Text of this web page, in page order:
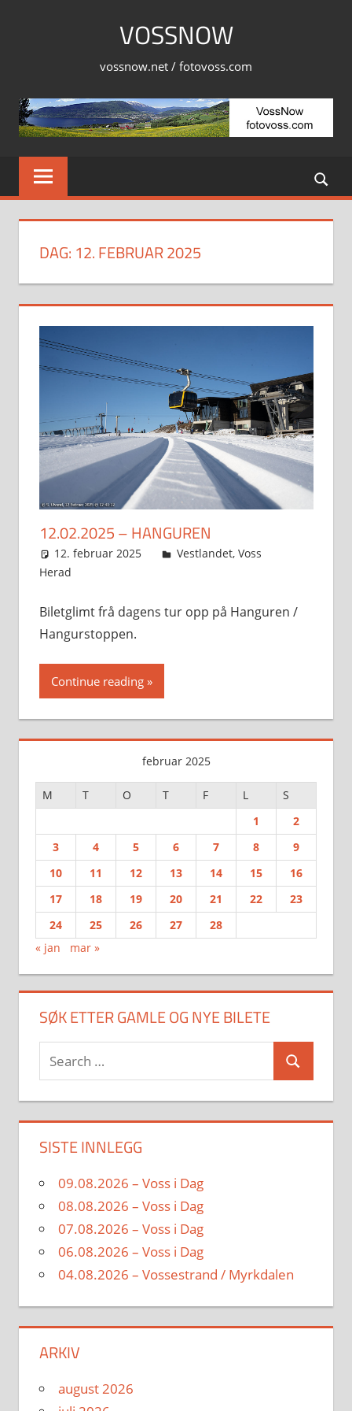
VOSSNOW
vossnow.net / fotovoss.com
DAG: 12. FEBRUAR 2025
12.02.2025 – HANGUREN
12. februar 2025 Svein
Vestlandet, Voss
Herad
Biletglimt frå dagens tur opp på Hanguren /
Hangurstoppen.
Continue reading
februar 2025
M T O T F L
S
1
2
3
4 5 6 7 8
9
10
11 12 13 14 15
16
17
18 19 20 21 22
23
24
25 26 27
28
« jan
mar »
SØK ETTER GAMLE OG NYE BILETE
Search
for:
Search
SISTE INNLEGG
09.08.2026 – Voss i Dag
08.08.2026 – Voss i Dag
07.08.2026 – Voss i Dag
06.08.2026 – Voss i Dag
04.08.2026 – Vossestrand / Myrkdalen
ARKIV
august 2026